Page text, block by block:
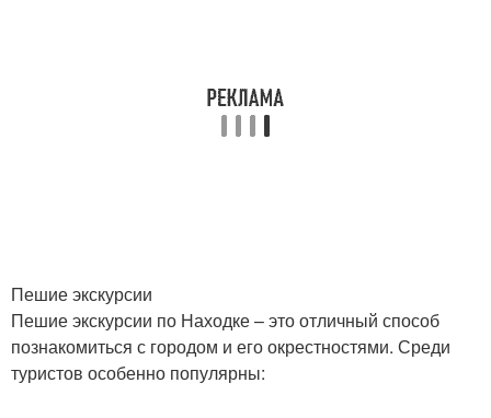
Пешие экскурсии
Пешие экскурсии по Находке – это отличный способ
познакомиться с городом и его окрестностями. Среди
туристов особенно популярны: